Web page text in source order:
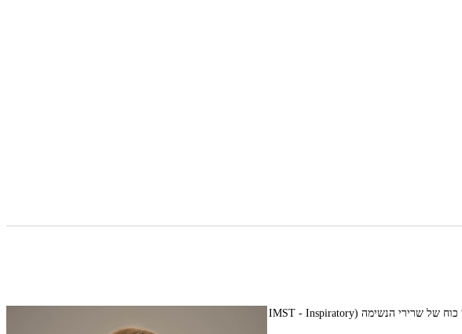
פרסם תוצאות מחקר שנערך באוניברסיטת קולורדו: המחקר בחן את השפעת אימון כוח של שרירי הנשימה (IMST - Inspiratory